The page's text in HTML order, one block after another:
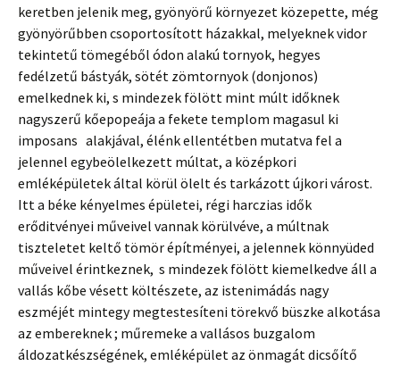
keretben jelenik meg, gyönyörű környezet közepette, még
gyönyörűbben csoportosított házakkal, melyeknek vidor
tekintetű tömegéből ódon alakú tornyok, hegyes
fedélzetű bástyák, sötét zömtornyok (donjonos)
emelkednek ki, s mindezek fölött mint múlt időknek
nagyszerű kőepopeája a fekete templom magasul ki
imposans alakjával, élénk ellentétben mutatva fel a
jelennel egybeölelkezett múltat, a középkori
emléképületek által körül ölelt és tarkázott újkori várost.
Itt a béke kényelmes épületei, régi harczias idők
erőditvényei műveivel vannak körülvéve, a múltnak
tiszteletet keltő tömör építményei, a jelennek könnyüded
műveivel érintkeznek, s mindezek fölött kiemelkedve áll a
vallás kőbe vésett költészete, az istenimádás nagy
eszméjét mintegy megtestesíteni törekvő büszke alkotása
az embereknek ; műremeke a vallásos buzgalom
áldozatkészségének, emléképület az önmagát dicsőítő